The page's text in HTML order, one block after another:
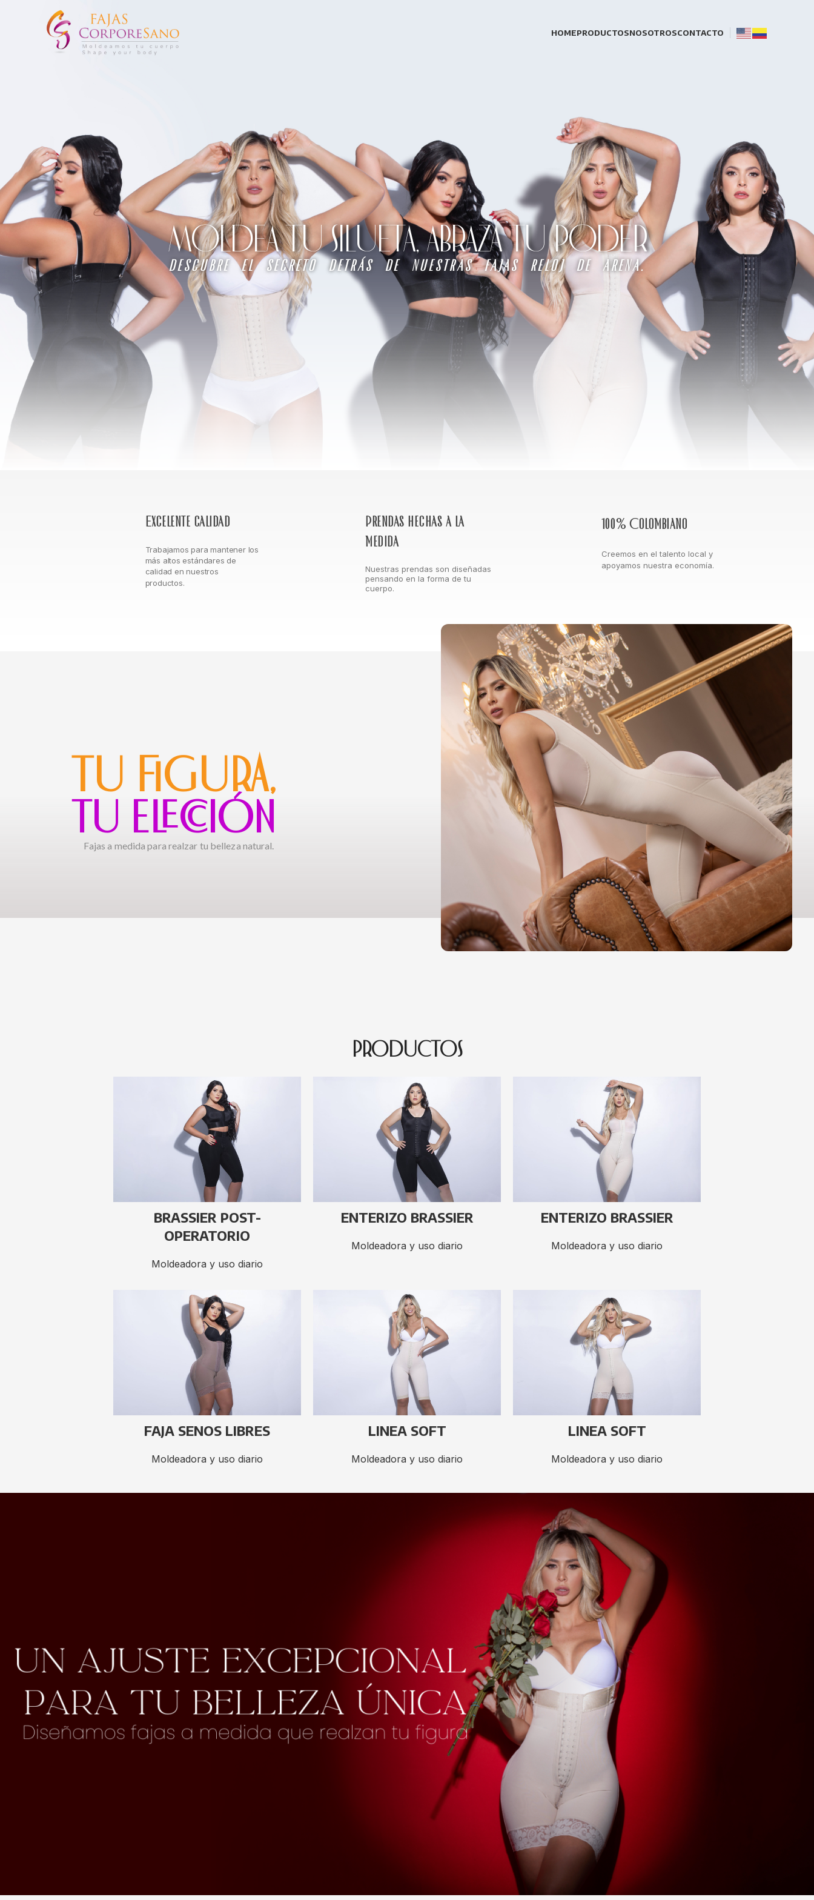
HOMEPRODUCTOSNOSOTROSCONTACTO
MOLDEA TU SILUETA, ABRAZA TU PODER
descubre el secreto detrás de nuestras fajas reloj de arena.
Excelente calidad
Trabajamos para mantener los
más altos estándares de
calidad en nuestros
productos.
Prendas hechas a la
medida
Nuestras prendas son diseñadas
pensando en la forma de tu
cuerpo.
100% Colombiano
Creemos en el talento local y
apoyamos nuestra economía.
TU FIGURA,
TU ELECCIÓN
Fajas a medida para realzar tu belleza natural.
PRODUCTOS
BRASSIER POST-
OPERATORIO
Moldeadora y uso diario
ENTERIZO BRASSIER
Moldeadora y uso diario
ENTERIZO BRASSIER
Moldeadora y uso diario
FAJA SENOS LIBRES
Moldeadora y uso diario
LINEA SOFT
Moldeadora y uso diario
LINEA SOFT
Moldeadora y uso diario